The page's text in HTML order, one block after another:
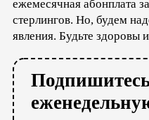
ежемесячная абонплата
стерлингов. Но, будем
явления. Будьте здоровы